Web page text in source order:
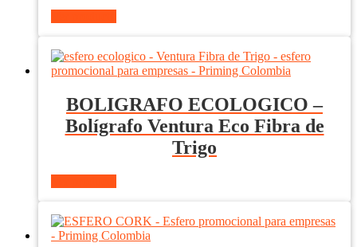
BOLIGRAFO ECOLOGICO –
Bolígrafo Ventura Eco Fibra de
Trigo